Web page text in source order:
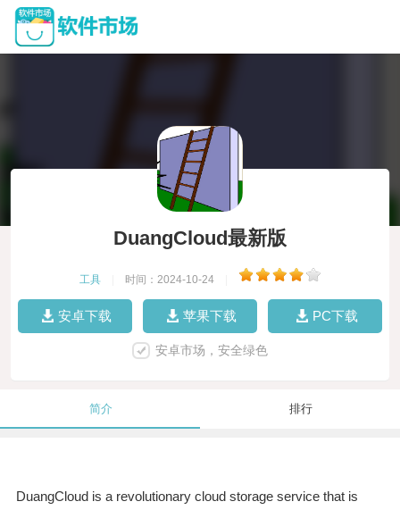
DuangCloud最新版
工具 时间：2024-10-24
安卓下载 苹果下载 PC下载
安卓市场，安全绿色
简介 排行
DuangCloud is a revolutionary cloud storage service that is